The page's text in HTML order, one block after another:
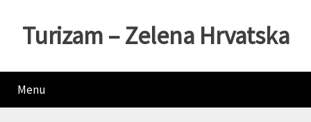
Turizam – Zelena Hrvatska
Menu